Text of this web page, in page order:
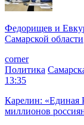
Федорищев и
Самарской области
corner
Политика
13:35
Карелин: «Единая
миллионов